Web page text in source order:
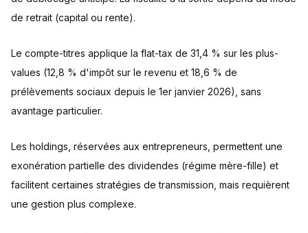
de retrait (capital ou rente).
Le compte-titres applique la flat-tax de 31,4 % sur les plus-
values (12,8 % d'impôt sur le revenu et 18,6 % de
prélèvements sociaux depuis le 1er janvier 2026), sans
avantage particulier.
Les holdings, réservées aux entrepreneurs, permettent une
exonération partielle des dividendes (régime mère-fille) et
facilitent certaines stratégies de transmission, mais requièrent
une gestion plus complexe.